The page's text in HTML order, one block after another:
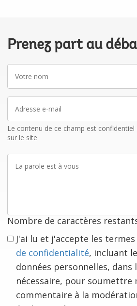
Prenez part au
nom
mail
Le contenu de ce champ est confidentiel
sur le site
parole
Nombre de caractères
J'ai lu et j'accepte les termes
de confidentialité, incluant
données personnelles, dans
nécessaire, pour soumettre
commentaire à la